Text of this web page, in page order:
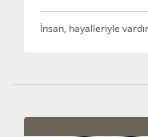
İnsan, hayalleriyle